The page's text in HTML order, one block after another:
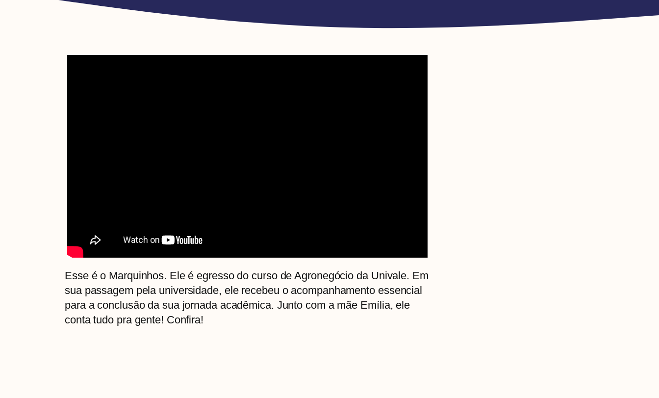
Esse é o Marquinhos. Ele é egresso do curso de Agronegócio da Univale. Em
sua passagem pela universidade, ele recebeu o acompanhamento essencial
para a conclusão da sua jornada acadêmica. Junto com a mãe Emília, ele
conta tudo pra gente! Confira!